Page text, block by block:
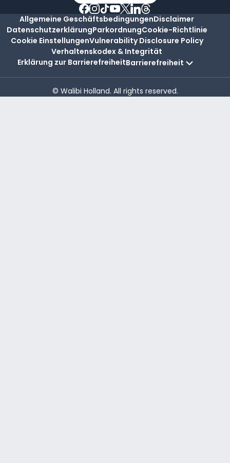
Allgemeine GeschäftsbedingungenDisclaimer
DatenschutzerklärungParkordnungCookie-Richtlinie
Cookie EinstellungenVulnerability Disclosure Policy
Verhaltenskodex & Integrität
Erklärung zur BarrierefreiheitBarrierefreiheit
© Walibi Holland. All rights reserved.